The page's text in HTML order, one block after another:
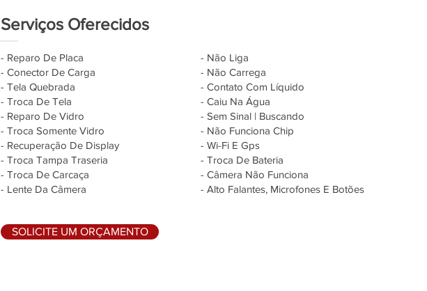
Serviços Oferecidos
- Reparo De Placa
- Conector De Carga
- Tela Quebrada
- Troca De Tela
- Reparo De Vidro
- Troca Somente Vidro
- Recuperação De Display
- Troca Tampa Traseria
- Troca De Carcaça
- Lente Da Câmera
- Não Liga
- Não Carrega
- Contato Com Líquido
- Caiu Na Água
- Sem Sinal | Buscando
- Não Funciona Chip
- Wi-Fi E Gps
- Troca De Bateria
- Câmera Não Funciona
- Alto Falantes, Microfones E Botões
SOLICITE UM ORÇAMENTO